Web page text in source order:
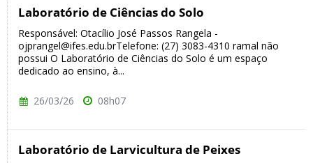
Laboratório de Ciências do Solo
Responsável: Otacílio José Passos Rangela -
ojprangel@ifes.edu.brTelefone: (27) 3083-4310 ramal não
possui O Laboratório de Ciências do Solo é um espaço
dedicado ao ensino, à...
26/03/26 08h07
Laboratório de Larvicultura de Peixes